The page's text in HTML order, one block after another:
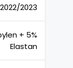
2022/2023
+ 5%
Elastan